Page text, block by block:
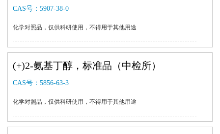
CAS号： 5907-38-0
化学对照品，仅供科研使用，不得用于其他用途
(+)2-氨基丁醇，标准品（中检所）
CAS号： 5856-63-3
化学对照品，仅供科研使用，不得用于其他用途